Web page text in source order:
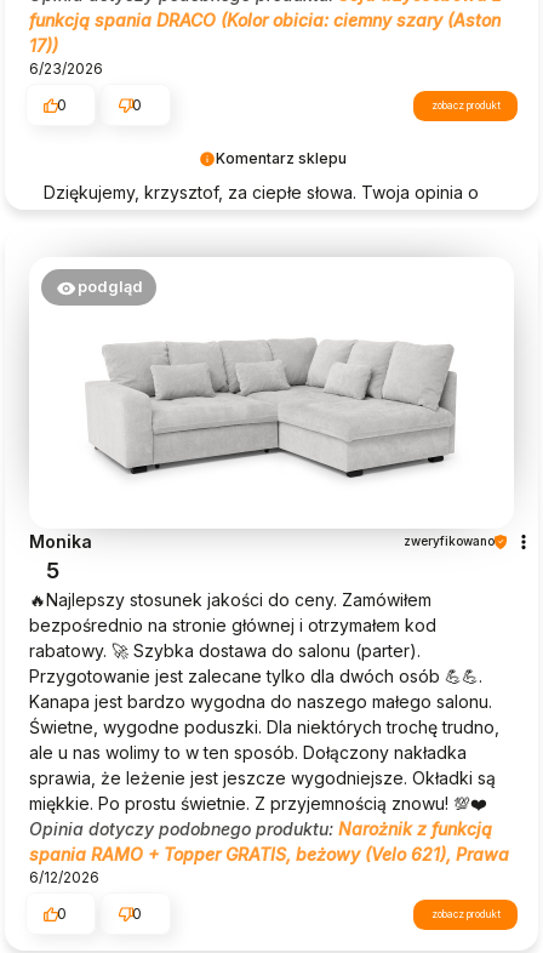
Komentarz sklepu
Dziękujemy, krzysztof, za ciepłe słowa. Twoja opinia o
funkcją spania DRACO (Kolor obicia: ciemny szary (Aston
17))
6/23/2026
0
0 zobacz produkt
podgląd
Monika zweryfikowano
5
🔥Najlepszy stosunek jakości do ceny. Zamówiłem
bezpośrednio na stronie głównej i otrzymałem kod
rabatowy. 🚀 Szybka dostawa do salonu (parter).
Przygotowanie jest zalecane tylko dla dwóch osób 💪💪.
Kanapa jest bardzo wygodna do naszego małego salonu.
Świetne, wygodne poduszki. Dla niektórych trochę trudno,
ale u nas wolimy to w ten sposób. Dołączony nakładka
sprawia, że leżenie jest jeszcze wygodniejsze. Okładki są
miękkie. Po prostu świetnie. Z przyjemnością znowu! 💯❤️
Opinia dotyczy podobnego produktu: Narożnik z funkcją
spania RAMO + Topper GRATIS, beżowy (Velo 621), Prawa
6/12/2026
0
0 zobacz produkt